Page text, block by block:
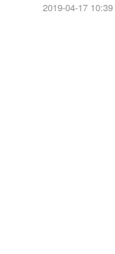
2019-04-17 10:39